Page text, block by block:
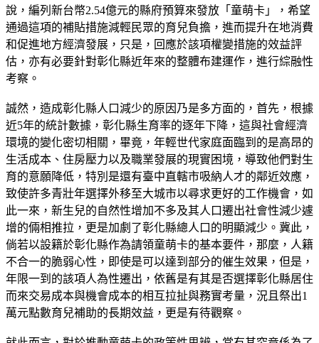
說，編列新台幣2.54億元的縣府預算來發放「童萌卡」，希望
通過這項的補貼措施減輕民眾的育兒負擔，進而提升在地消費
和促進地方經濟發展，只是，回應於該項權變措施的效益評
估，亦有必要針對彰化縣近年來的整體布建運作，進行綜融性
考察。
誠然，造成彰化縣人口減少的原因乃是多方面的，首先，根據
近5年的統計數據，彰化縣生育率的逐年下降，這與社會經濟
環境的變化密切相關，畢竟，年輕世代家庭面臨到的是高昂的
生活成本、住房壓力以及職業發展的現實困境，導致他們對生
育的意願降低，特別是還有臺中直轄市吸納人才的鄰近效應，
致使許多青壯年選擇外移至大城市以尋求更好的工作機會，如
此一來，新生兒的自然性增加不多及其人口遷出社會性減少遽
增的倆相推拉，更是加劇了彰化縣總人口的明顯減少。冀此，
倘若以設籍於彰化縣作為請領童萌卡的基本要件，那麼，人籍
不合一的脆弱心性，即使是可以達到部分的催生效果，但是，
年限一到的該項人為性遷出，依舊是有其是否選擇彰化縣居住
而來交易成本與機會成本的相互拉扯與務實考量，況且祭出1
萬元點數育兒補助的長期效益，更是有待觀察。